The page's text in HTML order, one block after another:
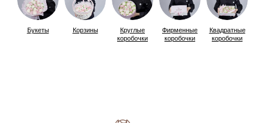
Букеты Корзины
Круглые
коробочки
Фирменные
коробочки
Квадратные
коробочки